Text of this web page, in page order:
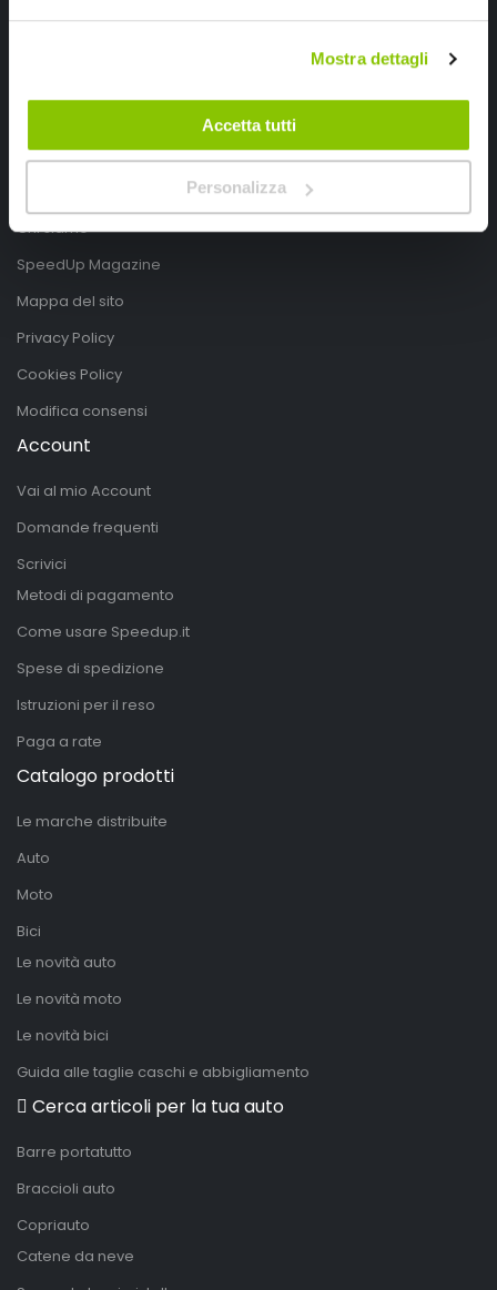
Mostra dettagli
Accetta tutti
Personalizza
Speedup.it by Trio Group
Chi siamo
SpeedUp Magazine
Mappa del sito
Privacy Policy
Cookies Policy
Modifica consensi
Account
Vai al mio Account
Domande frequenti
Scrivici
Metodi di pagamento
Come usare Speedup.it
Spese di spedizione
Istruzioni per il reso
Paga a rate
Catalogo prodotti
Le marche distribuite
Auto
Moto
Bici
Le novità auto
Le novità moto
Le novità bici
Guida alle taglie caschi e abbigliamento
Cerca articoli per la tua auto
Barre portatutto
Braccioli auto
Copriauto
Catene da neve